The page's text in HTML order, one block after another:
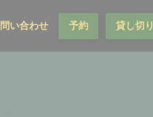
い合わせ 予約 貸し切り